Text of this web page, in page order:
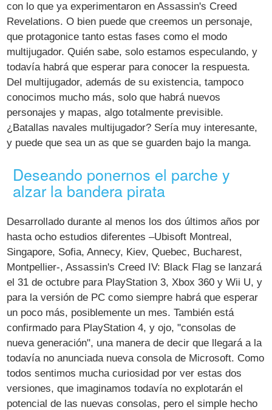
con lo que ya experimentaron en Assassin's Creed
Revelations. O bien puede que creemos un personaje,
que protagonice tanto estas fases como el modo
multijugador. Quién sabe, solo estamos especulando, y
todavía habrá que esperar para conocer la respuesta.
Del multijugador, además de su existencia, tampoco
conocimos mucho más, solo que habrá nuevos
personajes y mapas, algo totalmente previsible.
¿Batallas navales multijugador? Sería muy interesante,
y puede que sea un as que se guarden bajo la manga.
Deseando ponernos el parche y
alzar la bandera pirata
Desarrollado durante al menos los dos últimos años por
hasta ocho estudios diferentes –Ubisoft Montreal,
Singapore, Sofia, Annecy, Kiev, Quebec, Bucharest,
Montpellier-, Assassin's Creed IV: Black Flag se lanzará
el 31 de octubre para PlayStation 3, Xbox 360 y Wii U, y
para la versión de PC como siempre habrá que esperar
un poco más, posiblemente un mes. También está
confirmado para PlayStation 4, y ojo, "consolas de
nueva generación", una manera de decir que llegará a la
todavía no anunciada nueva consola de Microsoft. Como
todos sentimos mucha curiosidad por ver estas dos
versiones, que imaginamos todavía no explotarán el
potencial de las nuevas consolas, pero el simple hecho